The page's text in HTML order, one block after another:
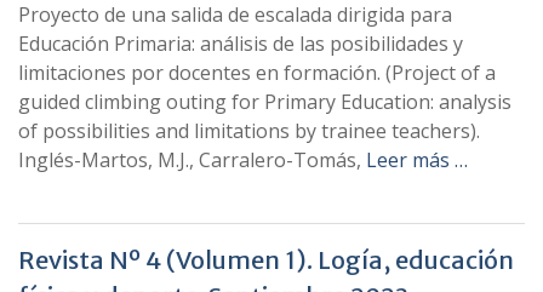
Proyecto de una salida de escalada dirigida para
Educación Primaria: análisis de las posibilidades y
limitaciones por docentes en formación. (Project of a
guided climbing outing for Primary Education: analysis
of possibilities and limitations by trainee teachers).
Inglés-Martos, M.J., Carralero-Tomás, Leer más …
Revista Nº 4 (Volumen 1). Logía, educación